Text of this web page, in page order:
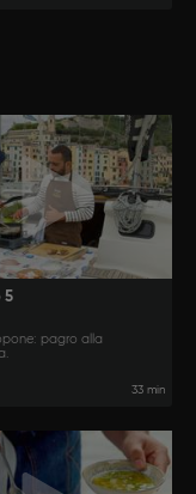
5
pagro alla
33 min